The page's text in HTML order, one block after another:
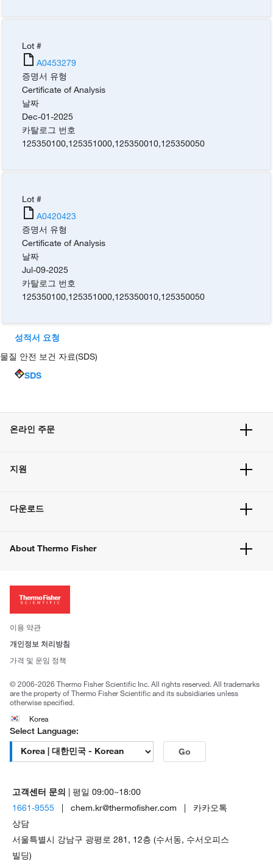
Lot #
A0453279
증명서 유형
Certificate of Analysis
날짜
Dec-01-2025
카탈로그 번호
125350100,125351000,125350010,125350050
Lot #
A0420423
증명서 유형
Certificate of Analysis
날짜
Jul-09-2025
카탈로그 번호
125350100,125351000,125350010,125350050
성적서 요청
물질 안전 보건 자료(SDS)
SDS
온라인 주문
주문 방법
벌크 주문
지원
고객 센터
웹사이트 개선사항
다운로드
About Thermo Fisher
투자자
사회적 책임
브랜드
이용 약관
개인정보 처리방침
가격 및 운임 정책
© 2006-2026 Thermo Fisher Scientific Inc. All rights reserved. All trademarks
are the property of Thermo Fisher Scientific and its subsidiaries unless
otherwise specified.
Korea
Select Language:
Go
고객센터 문의 | 평일 09:00~18:00
1661-9555 | chem.kr@thermofisher.com | 카카오톡
상담
서울특별시 강남구 광평로 281, 12층 (수서동, 수서오피스
빌딩)